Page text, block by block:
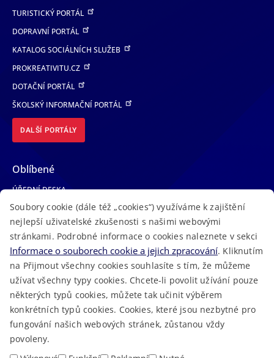
TURISTICKÝ PORTÁL
DOPRAVNÍ PORTÁL
KATALOG SOCIÁLNÍCH SLUŽEB
PROKREATIVITU.CZ
DOTAČNÍ PORTÁL
ŠKOLSKÝ INFORMAČNÍ PORTÁL
DALŠÍ PORTÁLY
Oblíbené
ÚŘEDNÍ DESKA
TELEFONNÍ SEZNAM
LÉKAŘSKÁ POHOTOVOST
VOLNÁ MÍSTA
AKTUALITY
2023 © Královéhradecký kraj • Vytvořeno vMacron Software
RSS Mapa stránek Cookies Prohlášení o přístupnosti
Soubory cookie (dále též „cookies“) využíváme k zajištění
nejlepší uživatelské zkušenosti s našimi webovými
stránkami. Podrobné informace o cookies naleznete v sekci
Informace o souborech cookie a jejich zpracování. Kliknutím
na Přijmout všechny cookies souhlasíte s tím, že můžeme
užívat všechny typy cookies. Chcete-li povolit užívání pouze
některých typů cookies, můžete tak učinit výběrem
konkrétních typů cookies. Cookies, které jsou nezbytné pro
fungování našich webových stránek, zůstanou vždy
povoleny.